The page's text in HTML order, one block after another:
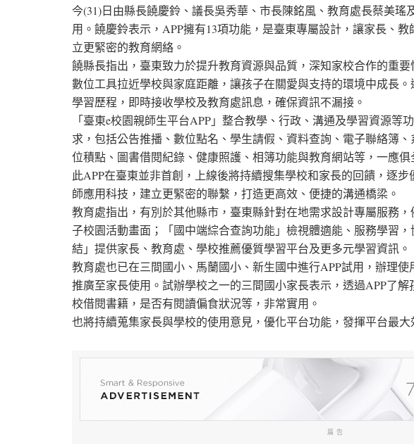
今(31)日由縣長饒慶鈴、議長吳秀華、市長陳銘風、教育處長蔡美瑤
用。饒慶鈴表示，APP擁有13項功能，是臺東專屬設計，讓家長、
立更緊密的教育網絡。
饒縣長指出，臺東致力於提升教育資源與品質，深知家校合作的重
數位工具拉近學校與家庭距離，讓孩子在關愛與支持的環境中成長
學習歷程，即時接收學校及教育處訊息，確保資訊不漏接。
「臺東e校園親師生平台APP」整合教學、行政、溝通及學習資源等
求，包括公告推播、數位點名、學生請假、資料查詢、電子聯絡簿
位積點、圖書借閱紀錄、健康照護、相簿功能與教育網站等，一應俱
此APP在臺東並非首創，上線後將持續搜集學校和家長的回饋，逐
師應用科技，建立更緊密的聯繫，打造更高效、便捷的溝通橋梁。
教育處指出，有別於其他縣市，臺東縣針對在地需求設計專屬服務
子校園活動畫面；「國中端綜合查詢功能」檢視體適能、服務學習
結」提供家長、教育處、學校推薦優質學習平台及更多元學習資訊。
教育處也已在三間國小、馬蘭國小、新生國中進行APP試用，辦理
推廣至家長使用。試辦學校之一的三間國小家長表示，透過APP了
校借閱書籍，是否有閱讀偏食狀況等，非常實用。
也將持續蒐集家長與學校的使用意見，優化平台功能，發揮平台最大
廣告